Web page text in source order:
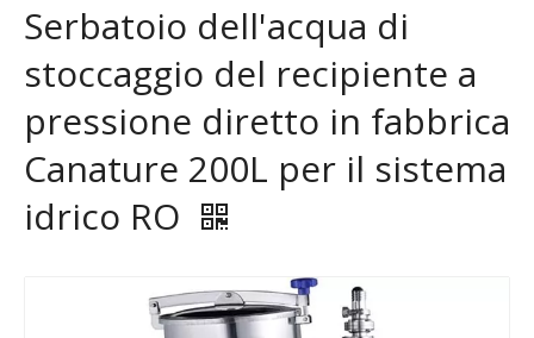
Serbatoio dell'acqua di
stoccaggio del recipiente a
pressione diretto in fabbrica
Canature 200L per il sistema
idrico RO